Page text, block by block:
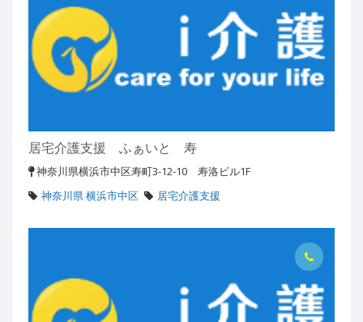
居宅介護支援 ふぁいと 寿
神奈川県横浜市中区寿町3-12-10 寿洛ビル1F
神奈川県 横浜市中区
居宅介護支援